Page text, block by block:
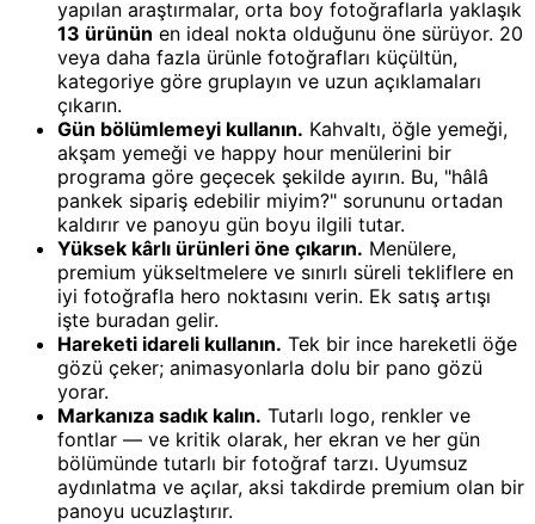
yapılan araştırmalar, orta boy fotoğraflarla yaklaşık
13 ürünün en ideal nokta olduğunu öne sürüyor. 20
veya daha fazla ürünle fotoğrafları küçültün,
kategoriye göre gruplayın ve uzun açıklamaları
çıkarın.
Gün bölümlemeyi kullanın. Kahvaltı, öğle yemeği,
akşam yemeği ve happy hour menülerini bir
programa göre geçecek şekilde ayırın. Bu, "hâlâ
pankek sipariş edebilir miyim?" sorununu ortadan
kaldırır ve panoyu gün boyu ilgili tutar.
Yüksek kârlı ürünleri öne çıkarın. Menülere,
premium yükseltmelere ve sınırlı süreli tekliflere en
iyi fotoğrafla hero noktasını verin. Ek satış artışı
işte buradan gelir.
Hareketi idareli kullanın. Tek bir ince hareketli öğe
gözü çeker; animasyonlarla dolu bir pano gözü
yorar.
Markanıza sadık kalın. Tutarlı logo, renkler ve
fontlar — ve kritik olarak, her ekran ve her gün
bölümünde tutarlı bir fotoğraf tarzı. Uyumsuz
aydınlatma ve açılar, aksi takdirde premium olan bir
panoyu ucuzlaştırır.